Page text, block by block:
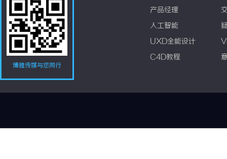
博雅传媒与您同行
产品经理
人工智能
UXD全能设计
C4D教程